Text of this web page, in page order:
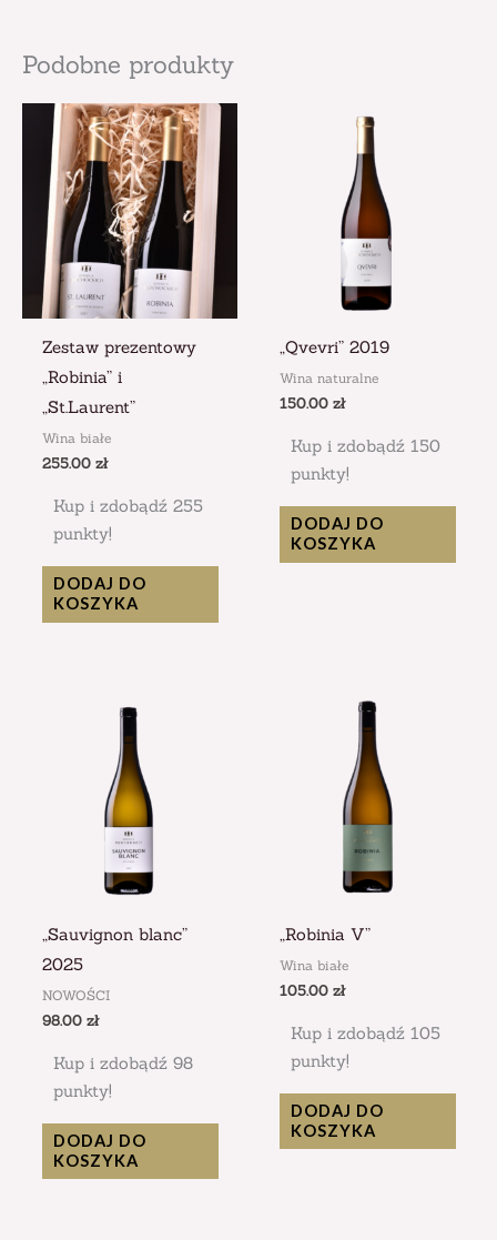
Podobne produkty
Zestaw prezentowy
„Robinia” i
„St.Laurent”
Wina białe
255.00 zł
Kup i zdobądź 255
punkty!
DODAJ DO
KOSZYKA
„Qvevri” 2019
Wina naturalne
150.00 zł
Kup i zdobądź 150
punkty!
DODAJ DO
KOSZYKA
„Sauvignon blanc”
2025
NOWOŚCI
98.00 zł
Kup i zdobądź 98
punkty!
DODAJ DO
KOSZYKA
„Robinia V”
Wina białe
105.00 zł
Kup i zdobądź 105
punkty!
DODAJ DO
KOSZYKA